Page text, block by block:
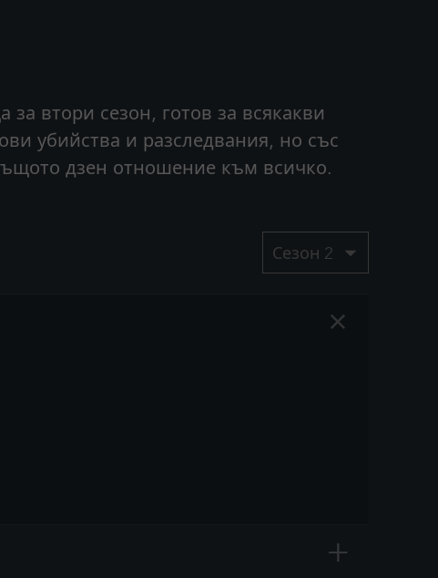
втори сезон, готов за всякакви
убийства и разследвания, но със
дзен отношение към всичко.
Сезон 2
+
+